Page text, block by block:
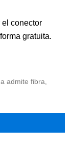
el conector
gratuita.
admite fibra,